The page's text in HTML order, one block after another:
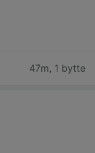
47m, 1 bytte